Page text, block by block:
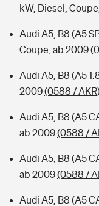
kW, Diesel,
Audi A5, B8 (A5
Coupe, ab 2009
Audi A5, B8 (A5
2009(0588 /
Audi A5, B8 (A5
ab 2009(0588 /
Audi A5, B8 (A5
ab 2009(0588 /
Audi A5, B8 (A5